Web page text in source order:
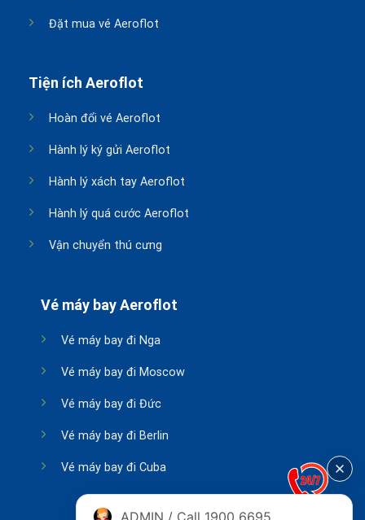
Đặt mua vé Aeroflot
Tiện ích Aeroflot
Hoàn đổi vé Aeroflot
Hành lý ký gửi Aeroflot
Hành lý xách tay Aeroflot
Hành lý quá cước Aeroflot
Vận chuyển thú cưng
Vé máy bay Aeroflot
Vé máy bay đi Nga
Vé máy bay đi Moscow
Vé máy bay đi Đức
Vé máy bay đi Berlin
Vé máy bay đi Cuba
ADMIN / Call 1900 6695